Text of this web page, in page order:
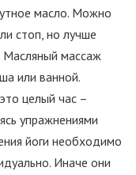
масло. Можно
стоп, но лучше
Масляный массаж
или ванной.
целый час –
упражнениями
йоги необходимо
Иначе они